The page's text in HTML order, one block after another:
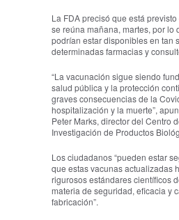
La FDA precisó que está
se reúna mañana, martes, por lo
podrían estar disponibles en tan
determinadas farmacias y
“La vacunación sigue siendo
salud pública y la protección
graves consecuencias de la
hospitalización y la muerte”,
Peter Marks, director del Centro
Investigación de Productos
Los ciudadanos “pueden estar
que estas vacunas actualizadas
rigurosos estándares científicos
materia de seguridad, eficacia y
fabricación”.